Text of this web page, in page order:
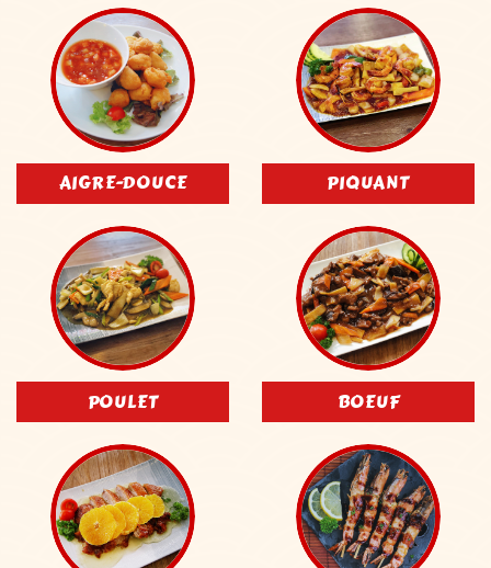
AIGRE-DOUCE PIQUANT
POULET BOEUF